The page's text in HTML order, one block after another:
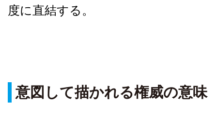
度に直結する。
意図して描かれる権威の意味